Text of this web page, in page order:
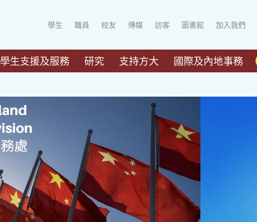
學生 職員 校友 傳媒 訪客 圖書館 加入我們
學生支援及服務 研究 支持方大 國際及內地事務